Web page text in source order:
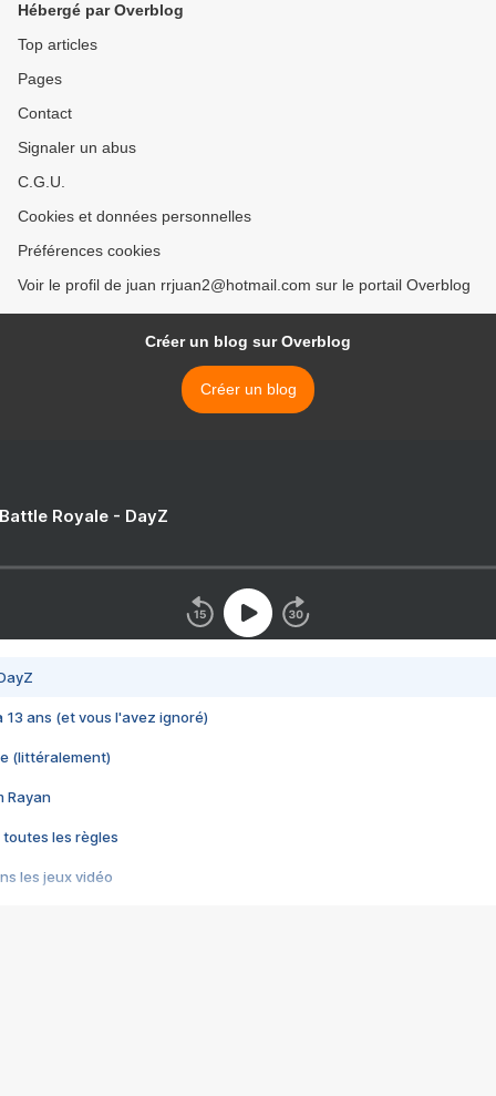
Hébergé par Overblog
Top articles
Pages
Contact
Signaler un abus
C.G.U.
Cookies et données personnelles
Préférences cookies
Voir le profil de juan rrjuan2@hotmail.com sur le portail Overblog
Créer un blog sur Overblog
Créer un blog
Royale - DayZ
13 ans (et vous l'avez ignoré)
(littéralement)
Rayan
toutes les règles
les jeux vidéo